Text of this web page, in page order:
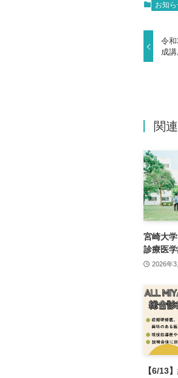
お知
令
成
関
宮崎大
診療医
2026年3
【6/13